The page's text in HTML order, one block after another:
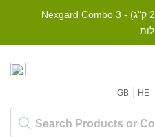
Nexgard Combo לחתולים 5.5-16.5 פאונד (2.5-7.5 ק"ג) - 3
GB HE